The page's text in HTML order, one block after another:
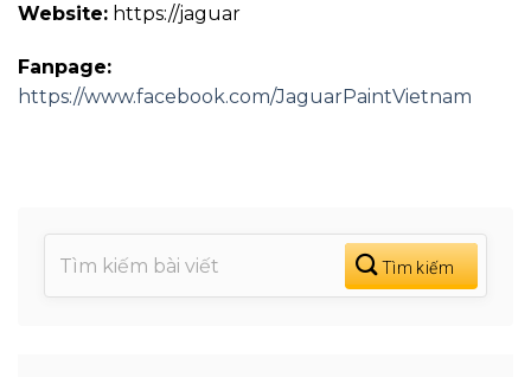
Website: https://jaguar
Fanpage:
https://www.facebook.com/JaguarPaintVietnam